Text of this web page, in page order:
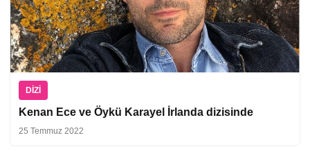
DIZI
Kenan Ece ve Öykü Karayel İrlanda dizisinde
25 Temmuz 2022